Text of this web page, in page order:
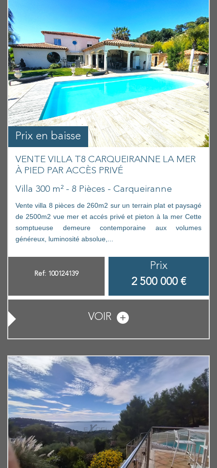
Prix en baisse
VENTE VILLA T8 CARQUEIRANNE LA MER
À PIED PAR ACCÈS PRIVÉ
Villa 300 m² - 8 Pièces - Carqueiranne
Vente villa 8 pièces de 260m2 sur un terrain plat et paysagé
de 2500m2 vue mer et accés privé et pieton à la mer Cette
somptueuse demeure contemporaine aux volumes
généreux, luminosité absolue,...
Ref: 100124139
Prix
2 500 000 €
VOIR